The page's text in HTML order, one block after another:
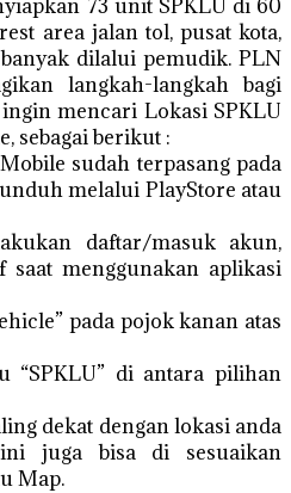
73 unit SPKLU di 60
area jalan tol, pusat kota,
dilalui pemudik. PLN
langkah-langkah bagi
mencari Lokasi SPKLU
sebagai berikut :
sudah terpasang pada
melalui PlayStore atau
daftar/masuk akun,
saat menggunakan aplikasi
pada pojok kanan atas
“SPKLU” di antara pilihan
dekat dengan lokasi anda
juga bisa di sesuaikan
Map.